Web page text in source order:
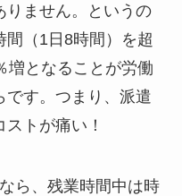
りません。というの
間（1日8時間）を超
増となることが労働
です。つまり、派遣
トが痛い！
ら、残業時間中は時